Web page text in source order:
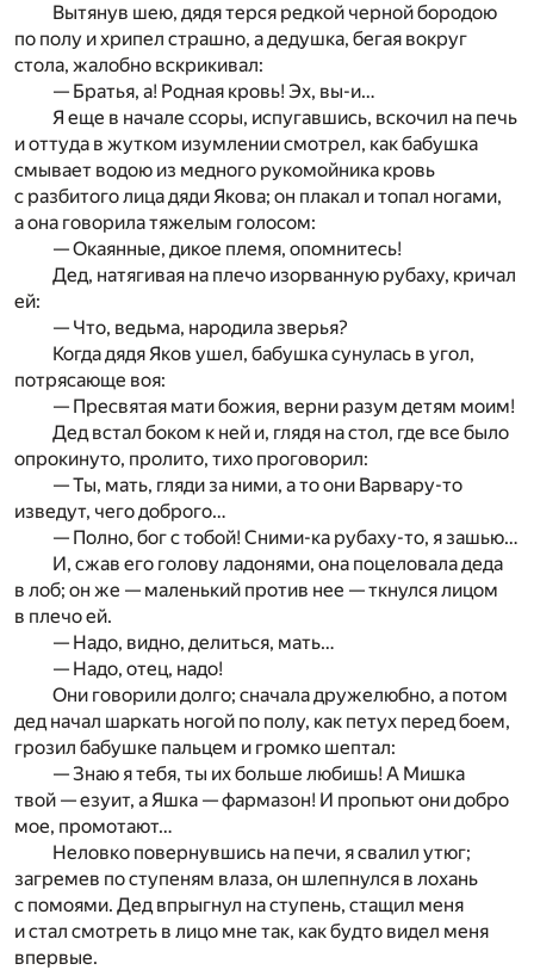
Вытянув шею, дядя терся редкой черной бородою
по полу и хрипел страшно, а дедушка, бегая вокруг
стола, жалобно вскрикивал:
— Братья, а! Родная кровь! Эх, вы-и…
Я еще в начале ссоры, испугавшись, вскочил на печь
и оттуда в жутком изумлении смотрел, как бабушка
смывает водою из медного рукомойника кровь
с разбитого лица дяди Якова; он плакал и топал ногами,
а она говорила тяжелым голосом:
— Окаянные, дикое племя, опомнитесь!
Дед, натягивая на плечо изорванную рубаху, кричал
ей:
— Что, ведьма, народила зверья?
Когда дядя Яков ушел, бабушка сунулась в угол,
потрясающе воя:
— Пресвятая мати божия, верни разум детям моим!
Дед встал боком к ней и, глядя на стол, где все было
опрокинуто, пролито, тихо проговорил:
— Ты, мать, гляди за ними, а то они Варвару-то
изведут, чего доброго…
— Полно, бог с тобой! Сними-ка рубаху-то, я зашью…
И, сжав его голову ладонями, она поцеловала деда
в лоб; он же — маленький против нее — ткнулся лицом
в плечо ей.
— Надо, видно, делиться, мать…
— Надо, отец, надо!
Они говорили долго; сначала дружелюбно, а потом
дед начал шаркать ногой по полу, как петух перед боем,
грозил бабушке пальцем и громко шептал:
— Знаю я тебя, ты их больше любишь! А Мишка
твой — езуит, а Яшка — фармазон! И пропьют они добро
мое, промотают…
Неловко повернувшись на печи, я свалил утюг;
загремев по ступеням влаза, он шлепнулся в лохань
с помоями. Дед впрыгнул на ступень, стащил меня
и стал смотреть в лицо мне так, как будто видел меня
впервые.